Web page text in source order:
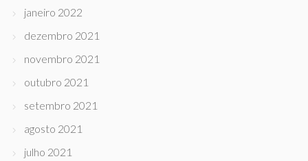
janeiro 2022
dezembro 2021
novembro 2021
outubro 2021
setembro 2021
agosto 2021
julho 2021